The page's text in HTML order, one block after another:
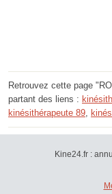
Retrouvez cette page
partant des liens :
kinésithérapeute 89
Kine24.fr :